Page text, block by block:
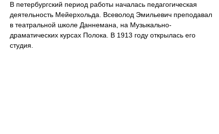
В петербургский период работы началась педагогическая
деятельность Мейерхольда. Всеволод Эмильевич преподавал
в театральной школе Даннемана, на Музыкально-
драматических курсах Полока. В 1913 году открылась его
студия.